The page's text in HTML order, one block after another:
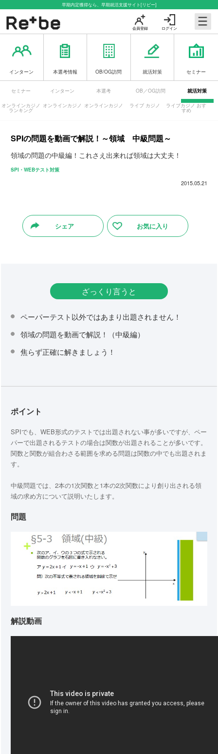
早期内定獲得なら、早期就活支援サイト[リビー]
ログイン
会員登録
インターン 本選考情報 OB/OG訪問 就活対策 セミナー
セミナー インターン 本選考 OB／OG訪問 就活対策
オンラインカジノ
ランキング
オンラインカジノ オンラインカジノ ライブ カジノ ライブカジノ おす
すめ
SPIの問題を動画で解説！～領域 中級問題～
領域の問題の中級編！これさえ出来れば領域は大丈夫！
SPI・WEBテスト対策
2015.05.21
シェア お気に入り
ざっくり言うと
ペーパーテスト以外ではあまり出題されません！
領域の問題を動画で解説！（中級編）
焦らず正確に解きましょう！
ポイント
SPIでも、WEB形式のテストでは出題されない事が多いですが、ペー
パーで出題されるテストの場合は関数が出題されることが多いです。
関数と関数が組合わさる範囲を求める問題は関数の中でも出題されま
す。
中級問題では、2本の1次関数と1本の2次関数により創り出される領
域の求め方について説明いたします。
問題
解説動画